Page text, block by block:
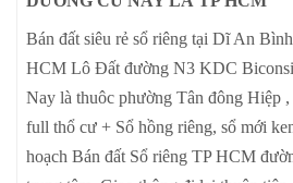
Bán đất siêu rẻ sổ riêng tại Dĩ An
HCM Lô Đất đường N3 KDC
Nay là thuôc phường Tân đông Hiệp
full thổ cư + Sổ hồng riêng, sổ mới
hoạch Bán đất Sổ riêng TP HCM